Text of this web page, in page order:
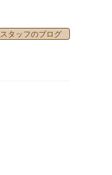
スタッフのブログ